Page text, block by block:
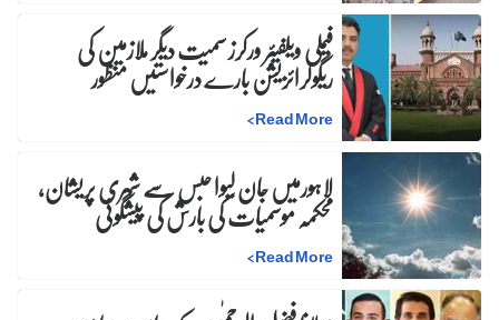
فیملی ویلفیئر ورکرز سمیت دیگر ملازمین کی
ریگولرائزیشن بارے درخواستیں منظور
Read More
>
لاہورمیں جان لیوا حبس سے شہری پریشان،
محکمہ موسمیات کی بارش کی پیشگوئی
Read More
>